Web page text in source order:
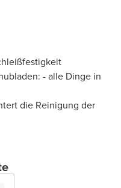
- alle Dinge in
die Reinigung der